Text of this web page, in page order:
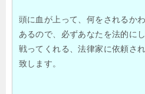
頭に血が上って、何をされるか
あるので、必ずあなたを法的に
戦ってくれる、法律家に依頼さ
致します。